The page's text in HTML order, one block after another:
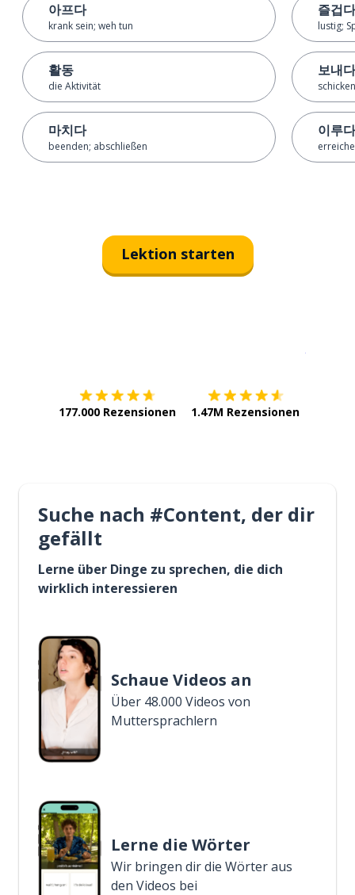
아프다
krank sein; weh tun
활동
die Aktivität
마치다
beenden; abschließen
즐겁다
lustig;
보내다
이루다
Lektion starten
177.000 Rezensionen 1.47M Rezensionen
Suche nach #Content, der dir
gefällt
Lerne über Dinge zu sprechen, die dich
wirklich interessieren
Schaue Videos an
Über 48.000 Videos von
Muttersprachlern
Lerne die Wörter
Wir bringen dir die Wörter aus
den Videos bei